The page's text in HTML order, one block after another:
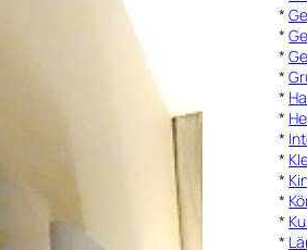
*
*
*
*
*
*
*
*
*
*
*
*